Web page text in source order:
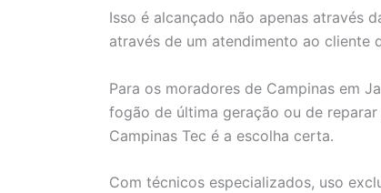
Isso é alcançado não apenas através
através de um atendimento ao cliente
Para os moradores de Campinas em
fogão de última geração ou de
Campinas Tec é a escolha certa.
Com técnicos especializados, uso